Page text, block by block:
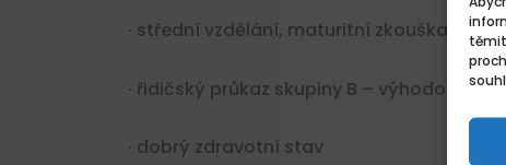
· střední vzdělání, maturitní zkouška
· řidičský průkaz skupiny B – výhodou
· dobrý zdravotní stav